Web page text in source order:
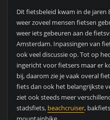
Dit fietsbeleid kwam in de jaren
weer zoveel mensen fietsen
weer iets gebeuren aan de
Amsterdam. Inpassingen van
ook veel discussie op. Tot op
ingericht voor fietsers maar er
bij, daarom zie je vaak overal
fiets dan ook het belangrijkste
ziet ook steeds meer
stadsfiets, beachcruiser,